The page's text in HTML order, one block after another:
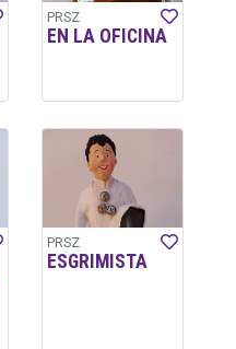
PRSZ
EN LA OFICINA
PRSZ
ESGRIMISTA